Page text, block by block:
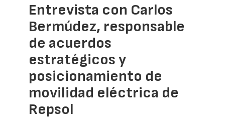
Entrevista con Carlos
Bermúdez, responsable
de acuerdos
estratégicos y
posicionamiento de
movilidad eléctrica de
Repsol